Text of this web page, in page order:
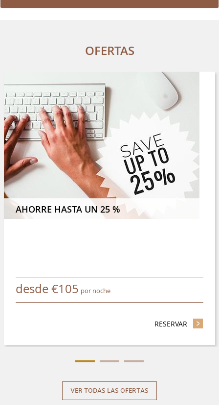
OFERTAS
4 NOCHES O MÁS Y AHORRE UN 8 %
AHORRE HASTA UN 25 %
desde€105 por noche
RESERVAR -
VER TODAS LAS OFERTAS